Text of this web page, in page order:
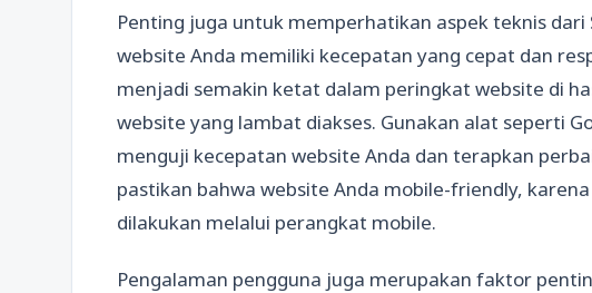
Penting juga untuk memperhatikan aspek teknis dari
website Anda memiliki kecepatan yang cepat dan
menjadi semakin ketat dalam peringkat website di
website yang lambat diakses. Gunakan alat seperti
menguji kecepatan website Anda dan terapkan
pastikan bahwa website Anda mobile-friendly,
dilakukan melalui perangkat mobile.
Pengalaman pengguna juga merupakan faktor